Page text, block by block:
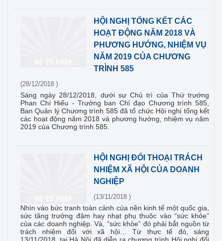
HỘI NGHỊ TỔNG KẾT CÁC
HOẠT ĐỘNG NĂM 2018 VÀ
PHƯƠNG HƯỚNG, NHIỆM VỤ
NĂM 2019 CỦA CHƯƠNG
TRÌNH 585
(28/12/2018 )
Sáng ngày 28/12/2018, dưới sự Chủ trì của Thứ trướng
Phan Chí Hiếu - Trưởng ban Chỉ đạo Chương trình 585,
Ban Quản lý Chương trình 585 đã tổ chức Hội nghị tổng kết
các hoạt động năm 2018 và phương hướng, nhiệm vụ năm
2019 của Chương trình 585.
HỘI NGHỊ ĐỐI THOẠI TRÁCH
NHIỆM XÃ HỘI CỦA DOANH
NGHIỆP
(13/11/2018 )
Nhìn vào bức tranh toàn cảnh của nền kinh tế một quốc gia,
sức tăng trưởng đậm hay nhạt phụ thuộc vào “sức khỏe”
của các doanh nghiệp. Và, “sức khỏe” đó phải bắt nguồn từ
trách nhiệm đối với xã hội… Từ thực tế đó, sáng